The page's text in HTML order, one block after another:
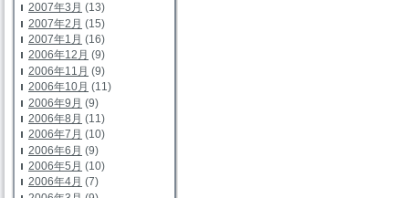
2007年3月 (13)
2007年2月 (15)
2007年1月 (16)
2006年12月 (9)
2006年11月 (9)
2006年10月 (11)
2006年9月 (9)
2006年8月 (11)
2006年7月 (10)
2006年6月 (9)
2006年5月 (10)
2006年4月 (7)